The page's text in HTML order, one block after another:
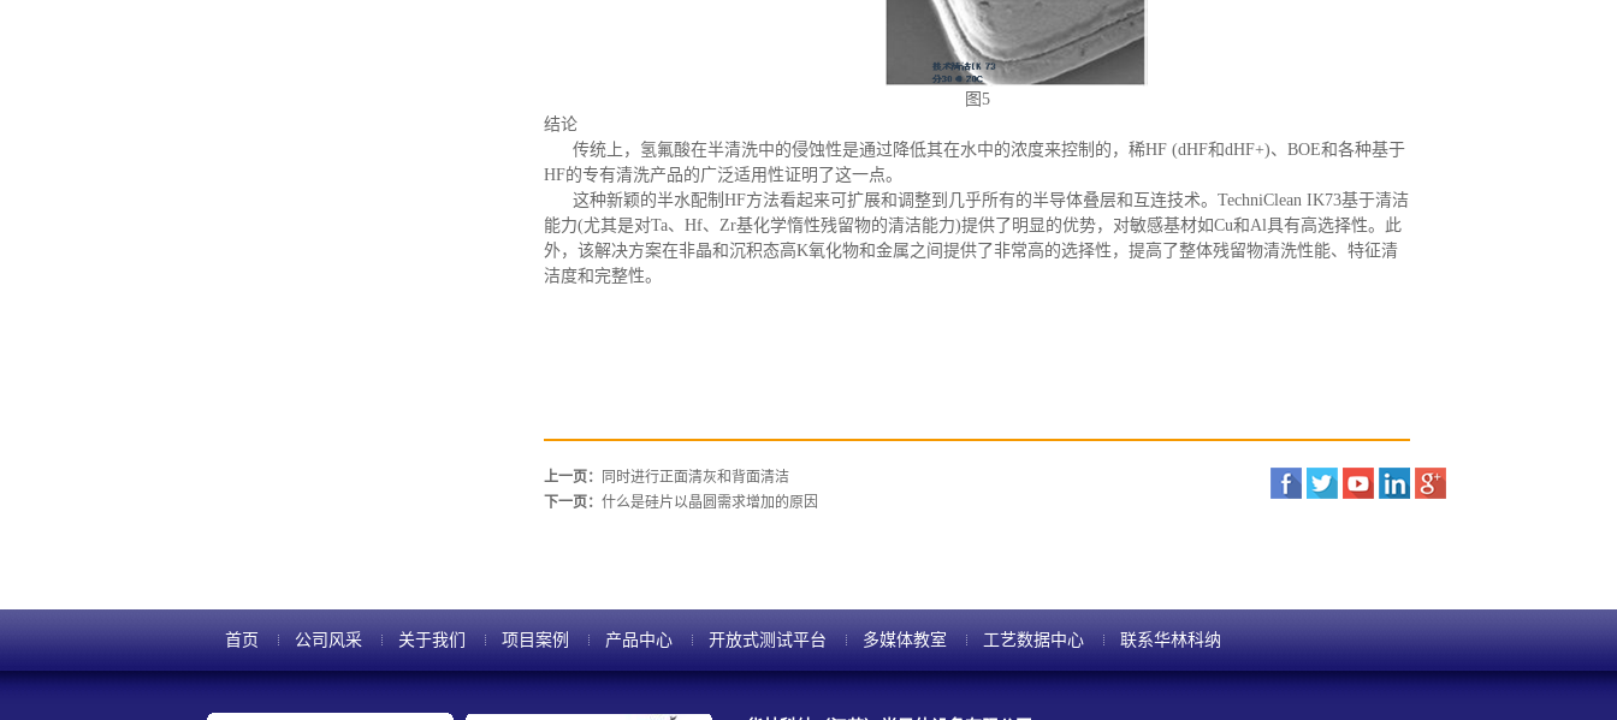
图5
结论
传统上，氢氟酸在半清洗中的侵蚀性是通过降低其在水中的浓度来控制的，稀HF (dHF和dHF+)、BOE和各种基于
HF的专有清洗产品的广泛适用性证明了这一点。
这种新颖的半水配制 HF方法看起来可扩展和调整到几乎所有的半导体叠层和互连技术。TechniClean IK73基于清洁
能力(尤其是对Ta、Hf、Zr基化学惰性残留物的清洁能力)提供了明显的优势，对敏感基材如Cu和Al具有高选择性。此
外，该解决方案在非晶和沉积态高K氧化物和金属之间提供了非常高的选择性，提高了整体残留物清洗性能、特征清
洁度和完整性。
上一页：
同时进行正面清灰和背面清洁
下一页： 什么是硅片以晶圆需求增加的原因
首页 公司风采 关于我们 项目案例 产品中心 开放式测试平台 多媒体教室 工艺数据中心 联系华林科纳